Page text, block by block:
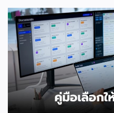
การลงทุนที่น่าสนใจและช่วยลดอุ
ประสิทธิภาพ เหตุผลประการแร
และพร้อมนำไปใช้ทันที ซึ่งถือเป็น
ได้อย่างดีที่สุด เนื่องจากผู้ลงทุนไ
ลองถูกเอง ระบบแฟรนไชส์ถูกอ
สำเร็จมาแล้วโดยเจ้าของแบรน
โครงสร้างร้านตามมาตรฐาน พ
อีกทั้งยังมีทีมงานคอยช่วยสอนง
เปิดร้านจริง ทำให้ผู้ซื้อแฟรนไชส์
สินค้าและบริการให้เป็นไปตามม